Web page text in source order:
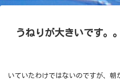
うねりが大きいです。。
いていたわけではないのですが、朝